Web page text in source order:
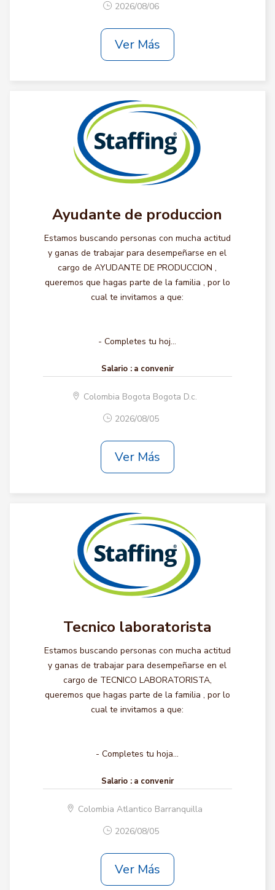
2026/08/06
Ver Más
Ayudante de produccion
Estamos buscando personas con mucha actitud
y ganas de trabajar para desempeñarse en el
cargo de AYUDANTE DE PRODUCCION ,
queremos que hagas parte de la familia , por lo
cual te invitamos a que:
- Completes tu hoj...
Salario : a convenir
Colombia Bogota Bogota D.c.
2026/08/05
Ver Más
Tecnico laboratorista
Estamos buscando personas con mucha actitud
y ganas de trabajar para desempeñarse en el
cargo de TECNICO LABORATORISTA,
queremos que hagas parte de la familia , por lo
cual te invitamos a que:
- Completes tu hoja...
Salario : a convenir
Colombia Atlantico Barranquilla
2026/08/05
Ver Más